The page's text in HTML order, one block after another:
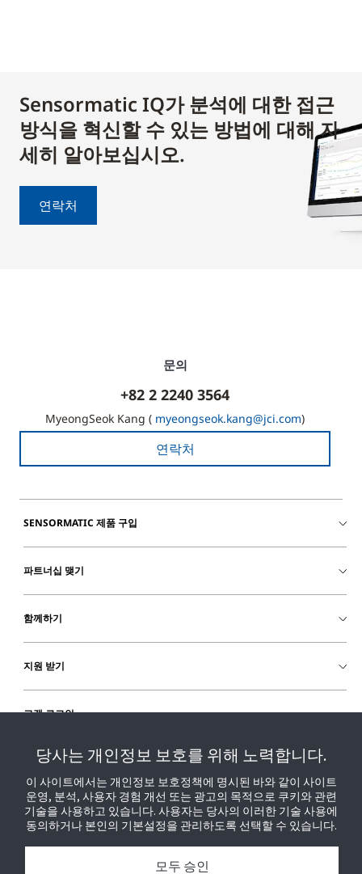
Sensormatic IQ가 분석에 대한 접근
방식을 혁신할 수 있는 방법에 대해 자
세히 알아보십시오.
연락처
문의
+82 2 2240 3564
MyeongSeok Kang ( myeongseok.kang@jci.com)
연락처
SENSORMATIC 제품 구입
파트너십 맺기
함께하기
지원 받기
고객 로그인
당사는 개인정보 보호를 위해 노력합니다.
이 사이트에서는 개인정보 보호정책에 명시된 바와 같이 사이트
운영, 분석, 사용자 경험 개선 또는 광고의 목적으로 쿠키와 관련
기술을 사용하고 있습니다. 사용자는 당사의 이러한 기술 사용에
동의하거나 본인의 기본설정을 관리하도록 선택할 수 있습니다.
모두 승인